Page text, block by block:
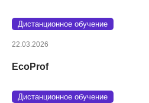
Дистанционное обучение
22.03.2026
EcoProf
Дистанционное обучение